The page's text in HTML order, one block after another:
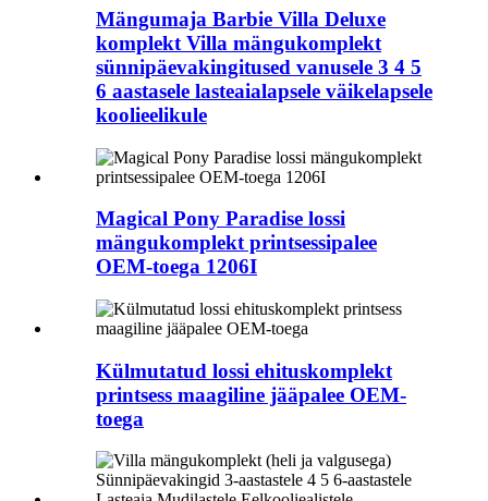
Mängumaja Barbie Villa Deluxe
komplekt Villa mängukomplekt
sünnipäevakingitused vanusele 3 4 5
6 aastasele lasteaialapsele väikelapsele
koolieelikule
Magical Pony Paradise lossi
mängukomplekt printsessipalee
OEM-toega 1206I
Külmutatud lossi ehituskomplekt
printsess maagiline jääpalee OEM-
toega